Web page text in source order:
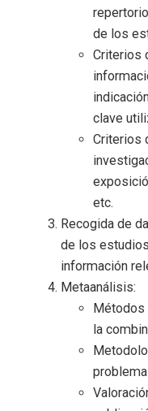
de los
Criterios
clave
Criterios
etc.
Recogida de
de los
información
Metaanálisis:
Métodos
la